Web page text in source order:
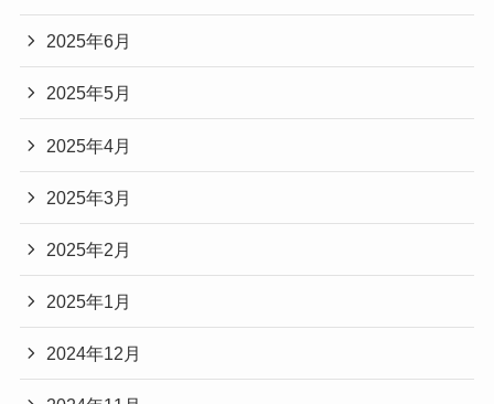
2025年6月
2025年5月
2025年4月
2025年3月
2025年2月
2025年1月
2024年12月